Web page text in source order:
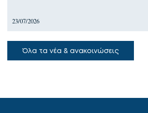
23/07/2026
Όλα τα νέα & ανακοινώσεις